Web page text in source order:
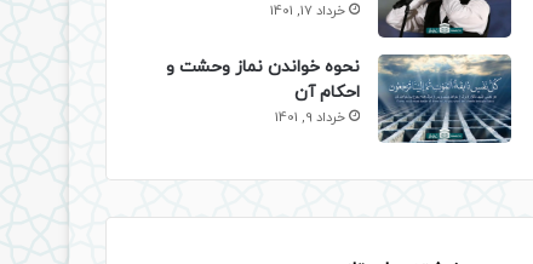
خرداد 17, 1401
نحوه خواندن نماز وحشت و
احکام آن
خرداد 9, 1401